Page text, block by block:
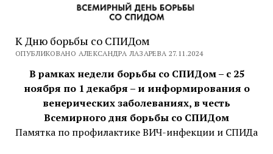
К Дню борьбы со СПИДом
ОПУБЛИКОВАНО АЛЕКСАНДРА ЛАЗАРЕВА 27.11.2024
В рамках недели борьбы со СПИДом – с 25
ноября по 1 декабря – и информирования о
венерических заболеваниях, в честь
Всемирного дня борьбы со СПИДом
Памятка по профилактике ВИЧ-инфекции и СПИДа